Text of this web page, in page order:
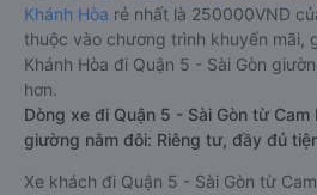
Khánh Hòa rẻ nhất là 250000VND
thuộc vào chương trình khuyến mãi,
Khánh Hòa đi Quận 5 - Sài Gòn
hơn.
Dòng xe đi Quận 5 - Sài Gòn từ Cam
giường nằm đôi: Riêng tư, đầy đủ
Xe khách đi Quận 5 - Sài Gòn từ